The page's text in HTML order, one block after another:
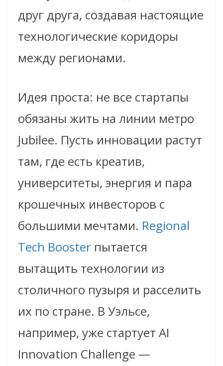
друг друга, создавая настоящие
технологические коридоры
между регионами.
Идея проста: не все стартапы
обязаны жить на линии метро
Jubilee. Пусть инновации растут
там, где есть креатив,
университеты, энергия и пара
крошечных инвесторов с
большими мечтами. Regional
Tech Booster пытается
вытащить технологии из
столичного пузыря и расселить
их по стране. В Уэльсе,
например, уже стартует AI
Innovation Challenge —